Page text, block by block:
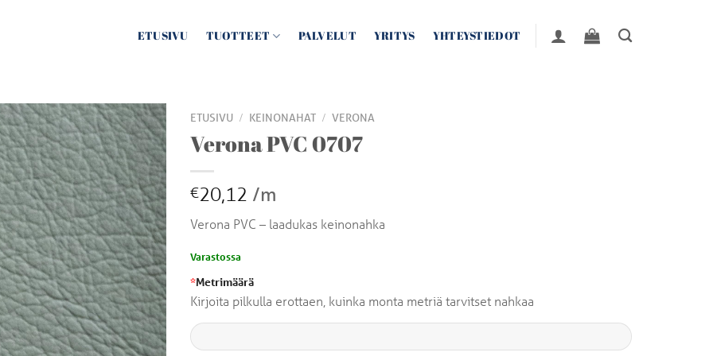
ETUSIVU TUOTTEET PALVELUT YRITYS YHTEYSTIEDOT
ETUSIVU / KEINONAHAT / VERONA
Verona PVC 0707
€20,12 /m
Verona PVC – laadukas keinonahka
Varastossa
*Metrimäärä
Kirjoita pilkulla erottaen, kuinka monta metriä tarvitset nahkaa